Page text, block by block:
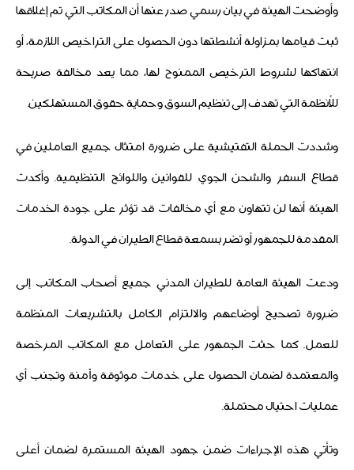
وأوضحت الهيئة في بيان رسمي صدر عنها أن المكاتب التي تم إغلاقها
ثبت قيامها بمزاولة أنشطتها دون الحصول على التراخيص اللازمة، أو
انتهاكها لشروط الترخيص الممنوح لها، مما يعد مخالفة صريحة
للأنظمة التي تهدف إلى تنظيم السوق وحماية حقوق المستهلكين.
وشددت الحملة التفتيشية على ضرورة امتثال جميع العاملين في
قطاع السفر والشحن الجوي للقوانين واللوائح التنظيمية. وأكدت
الهيئة أنها لن تتهاون مع أي مخالفات قد تؤثر على جودة الخدمات
المقدمة للجمهور أو تضر بسمعة قطاع الطيران في الدولة.
ودعت الهيئة العامة للطيران المدني جميع أصحاب المكاتب إلى
ضرورة تصحيح أوضاعهم والالتزام الكامل بالتشريعات المنظمة
للعمل. كما حثت الجمهور على التعامل مع المكاتب المرخصة
والمعتمدة لضمان الحصول على خدمات موثوقة وآمنة وتجنب أي
عمليات احتيال محتملة.
وتأتي هذه الإجراءات ضمن جهود الهيئة المستمرة لضمان أعلى